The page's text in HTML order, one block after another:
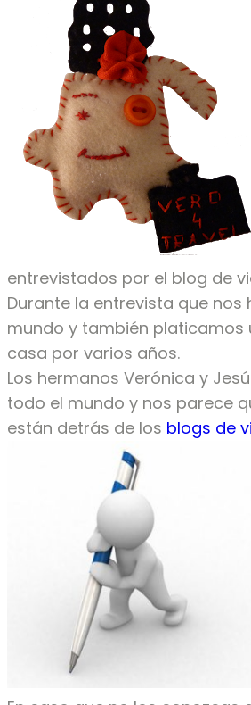
entrevistados por el blog de
Durante la entrevista que
mundo y también platicamos
casa por varios años.
Los hermanos Verónica y
todo el mundo y nos parece
están detrás de los blogs de